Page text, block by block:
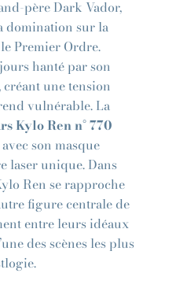
père Dark Vador,
domination sur la
Premier Ordre.
hanté par son
créant une tension
vulnérable. La
Kylo Ren n° 770
son masque
laser unique. Dans
Ren se rapproche
figure centrale de
entre leurs idéaux
des scènes les plus